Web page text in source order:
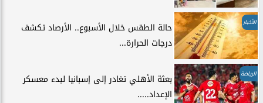
الأخبار
حالة الطقس خلال الأسبوع.. الأرصاد تكشف
درجات الحرارة...
الرياضة
بعثة الأهلي تغادر إلى إسبانيا لبدء معسكر
الإعداد.....